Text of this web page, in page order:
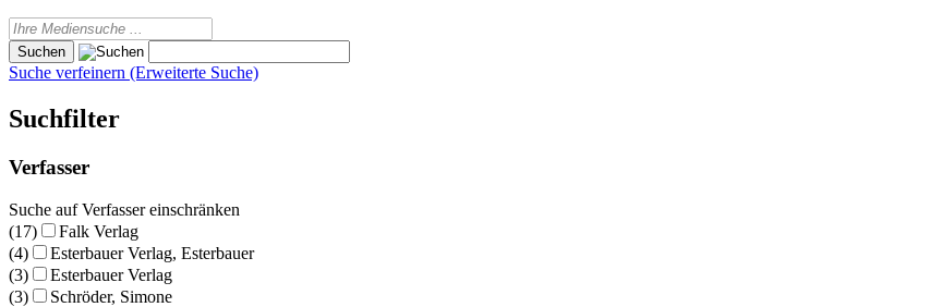
Suche verfeinern (Erweiterte Suche)
Suchfilter
Verfasser
Suche auf Verfasser einschränken
(17)
Falk Verlag
(4)
Esterbauer Verlag, Esterbauer
(3)
Esterbauer Verlag
(3)
Schröder, Simone